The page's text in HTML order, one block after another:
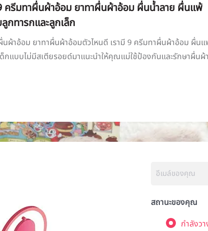
ครีมทาผื่นผ้าอ้อม ยาทาผื่นผ้าอ้อม ผื่นน้ำลาย ผื่นแพ้
กทารกและลูกเล็ก
นผ้าอ้อม ยาทาผื่นผ้าอ้อมตัวไหนดี เรามี 9 ครีมทาผื่นผ้าอ้อม ผื่น
กแบบไม่มีสเตียรอยด์มาแนะนำให้คุณแม่ใช้ป้องกันและรักษาผื่นผ้
สถานะของคุณ
กำลังว